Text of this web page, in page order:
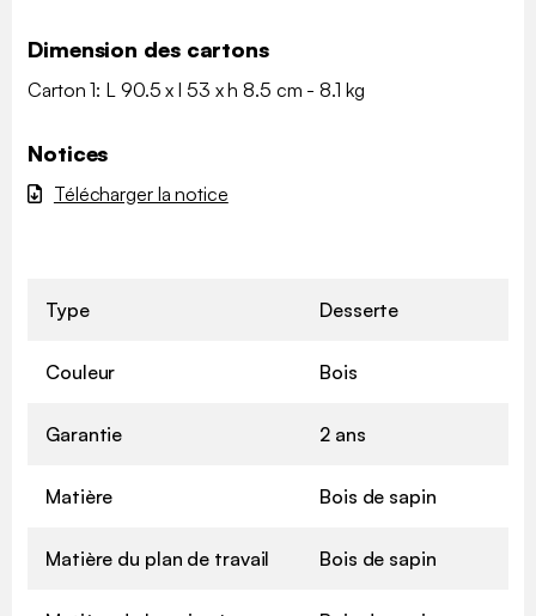
Dimension des cartons
Carton 1: L 90.5 x l 53 x h 8.5 cm - 8.1 kg
Notices
Télécharger la notice
Type Desserte
Couleur Bois
Garantie 2 ans
Matière Bois de sapin
Matière du plan de travail Bois de sapin